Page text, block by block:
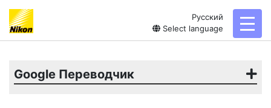
Русский
Select language
Google Переводчик